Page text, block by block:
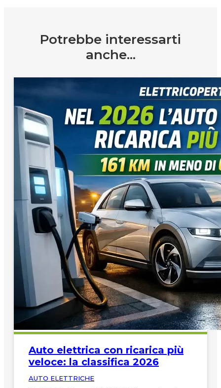
Potrebbe interessarti
anche...
Auto elettrica con ricarica più
veloce: la classifica 2026
AUTO ELETTRICHE